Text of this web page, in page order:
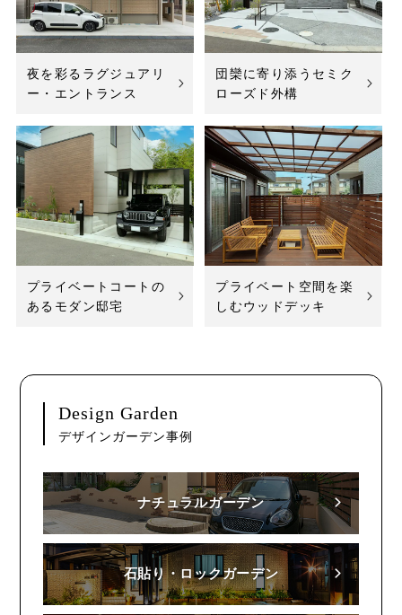
夜を彩るラグジュアリ
ー・エントランス
団欒に寄り添うセミク
ローズド外構
プライベートコートの
あるモダン邸宅
プライベート空間を楽
しむウッドデッキ
Design Garden
デザインガーデン事例
ナチュラルガーデン
石貼り・ロックガーデン